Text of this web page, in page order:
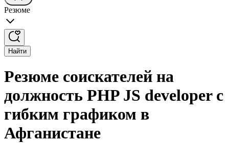
Резюме
Найти
Резюме соискателей на
должность PHP JS developer с
гибким графиком в
Афганистане